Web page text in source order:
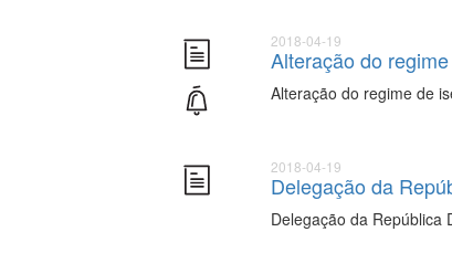
2018-04-19
Alteração do
Alteração do regime de
2018-04-19
Delegação da
Delegação da República